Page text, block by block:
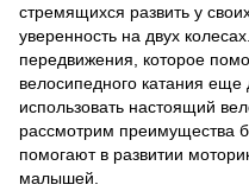
стремящихся развить у
уверенность на двух
передвижения, которое
велосипедного катания еще
использовать настоящий
рассмотрим преимущества
помогают в развитии
малышей.